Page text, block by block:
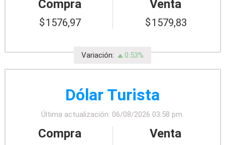
Compra
1576,97
Venta
1579,83
Variación: 0.53%
Dólar Turista
Última actualización: 06/08/2026 03:58 pm.
Compra Venta